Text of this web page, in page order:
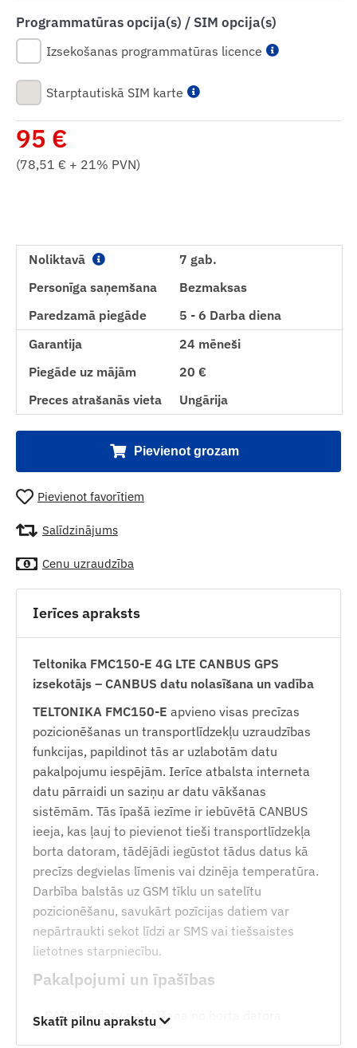
Programmatūras opcija(s) / SIM opcija(s)
Izsekošanas programmatūras licence
Starptautiskā SIM karte
95 €
(78,51 € + 21% PVN)
Noliktavā
7 gab.
Personīga saņemšana
Bezmaksas
Paredzamā piegāde
5 - 6 Darba diena
Garantija
24 mēneši
Piegāde uz mājām
20 €
Preces atrašanās vieta
Ungārija
Pievienot grozam
Pievienot favorītiem
Salīdzinājums
Cenu uzraudzība
Ierīces apraksts
Teltonika FMC150-E 4G LTE CANBUS GPS
izsekotājs – CANBUS datu nolasīšana un vadība
TELTONIKA FMC150-E apvieno visas precīzas
pozicionēšanas un transportlīdzekļu uzraudzības
funkcijas, papildinot tās ar uzlabotām datu
pakalpojumu iespējām. Ierīce atbalsta interneta
datu pārraidi un saziņu ar datu vākšanas
sistēmām. Tās īpašā iezīme ir iebūvētā CANBUS
ieeja, kas ļauj to pievienot tieši transportlīdzekļa
borta datoram, tādējādi iegūstot tādus datus kā
precīzs degvielas līmenis vai dzinēja temperatūra.
Darbība balstās uz GSM tīklu un satelītu
pozicionēšanu, savukārt pozīcijas datiem var
nepārtraukti sekot līdzi ar SMS vai tiešsaistes
lietotnes starpniecību.
Pakalpojumi un īpašības
CANBUS datu nolasīšana no borta datora
Skatīt pilnu aprakstu